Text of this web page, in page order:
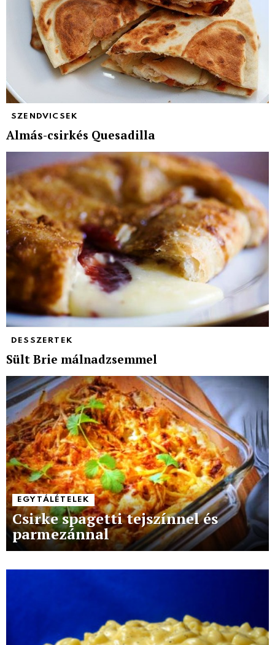
SZENDVICSEK
Almás-csirkés Quesadilla
DESSZERTEK
Sült Brie málnadzsemmel
EGYTÁLÉTELEK
Csirke spagetti tejszínnel és
parmezánnal